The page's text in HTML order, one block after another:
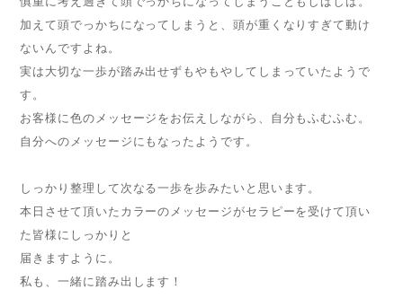
加えて頭でっかちになってしまうと、頭が重くなりすぎて動け
ないんですよね。
実は大切な一歩が踏み出せずもやもやしてしまっていたようで
す。
お客様に色のメッセージをお伝えしながら、自分もふむふむ。
自分へのメッセージにもなったようです。
しっかり整理して次なる一歩を歩みたいと思います。
本日させて頂いたカラーのメッセージがセラピーを受けて頂い
た皆様にしっかりと
届きますように。
私も、一緒に踏み出します！